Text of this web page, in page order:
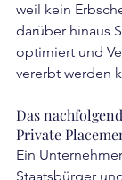
weil kein
darüber hinaus
optimiert und
vererbt werden
Das
Private
Ein
Staatsbürger